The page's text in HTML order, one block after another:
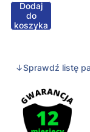
Dodaj
do
koszyka
↓Sprawdź listę